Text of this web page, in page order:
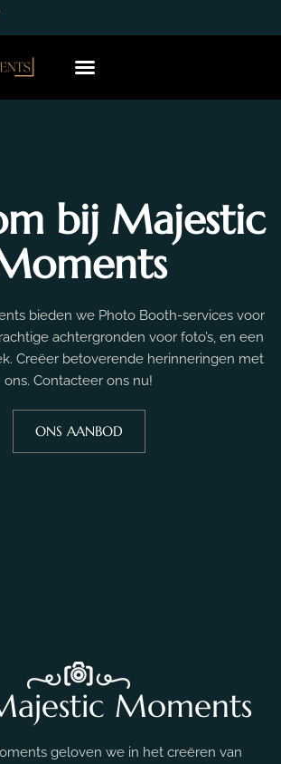
bij Majestic
bieden we Photo Booth-services voor
achtergronden voor foto’s, en een
Creëer betoverende herinneringen met
ons. Contacteer ons nu!
ONS AANBOD
Moments
geloven we in het creëren van